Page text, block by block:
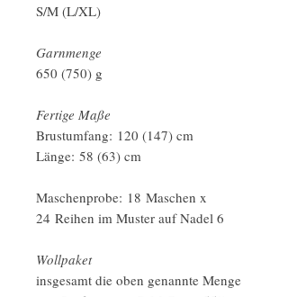
S/M (L/XL)
Garnmenge
650 (750) g
Fertige Maße
Brustumfang: 120 (147) cm
Länge: 58 (63) cm
Maschenprobe: 18 Maschen x
24 Reihen im Muster auf Nadel 6
Wollpaket
insgesamt die oben genannte Menge